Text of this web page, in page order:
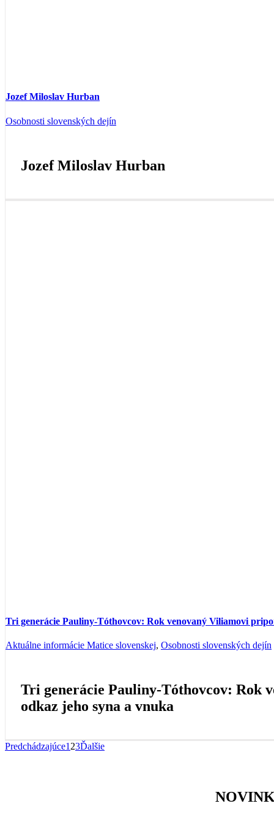
Jozef Miloslav Hurban
Osobnosti slovenských dejín
Jozef Miloslav Hurban
Tri generácie Pauliny-Tóthovcov: Rok venovaný Viliamovi
Aktuálne informácie Matice slovenskej, Osobnosti slovenských dejín
Tri generácie Pauliny-Tóthovcov: Rok
odkaz jeho syna a vnuka
Predchádzajúce1 23Ďalšie